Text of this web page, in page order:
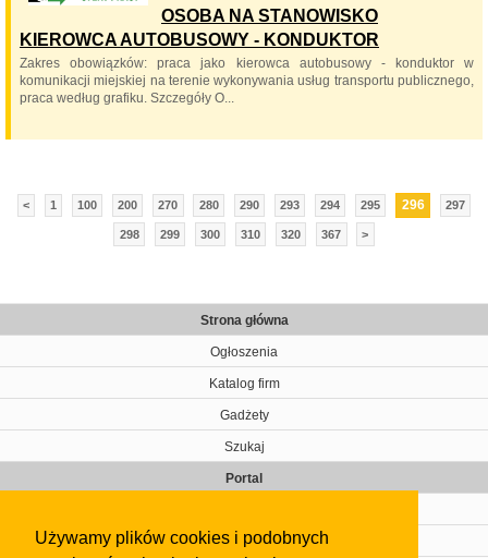
Używamy plików cookies i podobnych
OSOBA NA STANOWISKO
KIEROWCA AUTOBUSOWY - KONDUKTOR
Zakres obowiązków: praca jako kierowca autobusowy - konduktor w
komunikacji miejskiej na terenie wykonywania usług transportu publicznego,
praca według grafiku. Szczegóły O...
< 1 100 200 270 280 290 293 294 295 296 297
298 299 300 310 320 367 >
Strona główna
Ogłoszenia
Katalog firm
Gadżety
Szukaj
Portal
Kontakt